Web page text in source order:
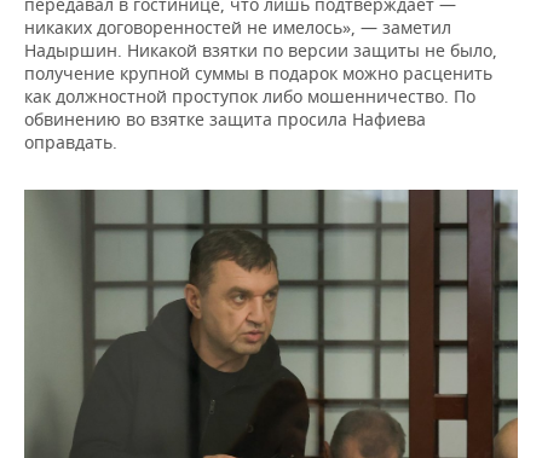
никаких договоренностей не имелось», — заметил
Надыршин. Никакой взятки по версии защиты не было,
получение крупной суммы в подарок можно расценить
как должностной проступок либо мошенничество. По
обвинению во взятке защита просила Нафиева
оправдать.